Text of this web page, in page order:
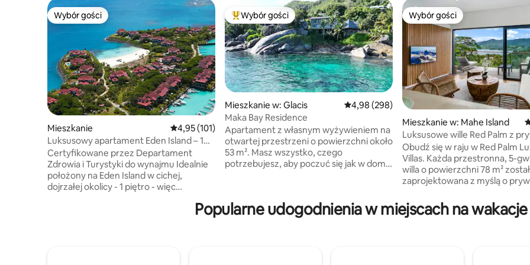
Wybór gości
Wybór gości
Mieszkanie Średnia ocena: 4,95 na 5, liczba recenzji: 101
4,95 (101)
Luksusowy apartament Eden Island – 1
piętro / bezpieczny, cichy, w pobliżu
basenu
Certyfikowane przez Departament
Zdrowia i Turystyki do wynajmu Idealnie
położony na Eden Island w cichej,
dojrzałej okolicy - 1 piętro - więc
Najpopularniejsze z kategorii Wybór gości
Wybór gości
Mieszkanie w: Glacis Średnia ocena: 4,98 na 5, liczba recenzji: 298
4,98 (298)
Maka Bay Residence
Apartament z własnym wyżywieniem na
otwartej przestrzeni o powierzchni około
53 m². Masz wszystko, czego
potrzebujesz, aby poczuć się jak w domu
się co minutę, każdego dnia. Nawet w
deszczowe dni fajnie jest po prostu
Wybór gości
Wybór gości
Mieszkanie w: Mahe Island
Luksusowe wille Red Palm z
basenami
Obudź się w raju w Red Palm
Villas. Każda przestronna, 5-
willa o powierzchni 78 m²
zaprojektowana z myślą o
ocean. Zanurz się w swoim
basenie bez krawędzi z soloną
Nowoczesna kuchnia i ekspres
Popularne udogodnienia w miejscach na wakacje